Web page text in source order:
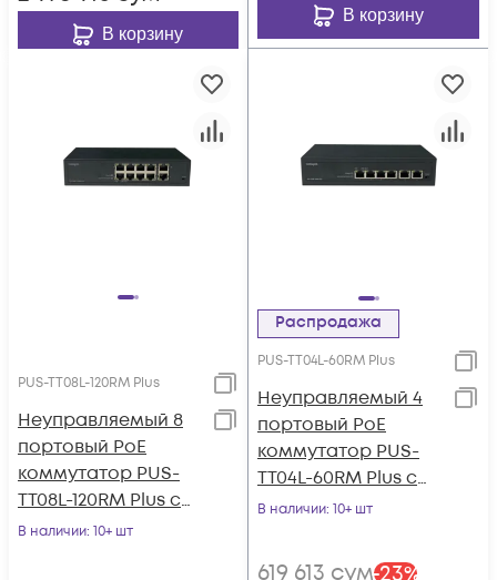
В корзину
В корзину
PUS-TT08L-120RM Plus
Неуправляемый 8
портовый PoE
коммутатор PUS-
TT08L-120RM Plus с
изоляцией портов и
В наличии: 10+ шт
Распродажа
PUS-TT04L-60RM Plus
Неуправляемый 4
портовый PoE
коммутатор PUS-
TT04L-60RM Plus с
изоляцией портов и
установки в стойку
В наличии: 10+ шт
619 613 сум